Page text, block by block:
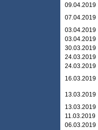
09.04.2019
07.04.2019
03.04.2019
03.04.2019
30.03.2019
24.03.2019
24.03.2019
16.03.2019
13.03.2019
13.03.2019
11.03.2019
06.03.2019